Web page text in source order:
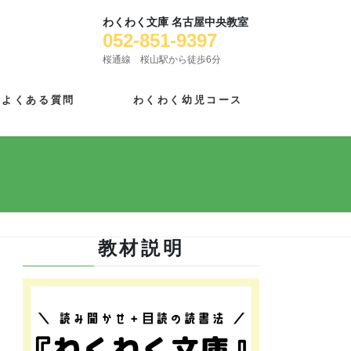
わくわく文庫 名古屋中央教室
052-851-9397
桜通線 桜山駅から徒歩6分
くある質問 わくわく幼児コース
教材説明